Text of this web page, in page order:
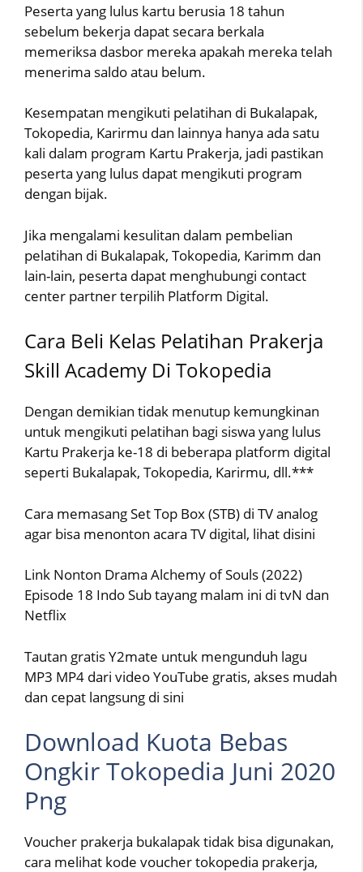
Peserta yang lulus kartu berusia 18 tahun
sebelum bekerja dapat secara berkala
memeriksa dasbor mereka apakah mereka telah
menerima saldo atau belum.
Kesempatan mengikuti pelatihan di Bukalapak,
Tokopedia, Karirmu dan lainnya hanya ada satu
kali dalam program Kartu Prakerja, jadi pastikan
peserta yang lulus dapat mengikuti program
dengan bijak.
Jika mengalami kesulitan dalam pembelian
pelatihan di Bukalapak, Tokopedia, Karimm dan
lain-lain, peserta dapat menghubungi contact
center partner terpilih Platform Digital.
Cara Beli Kelas Pelatihan Prakerja
Skill Academy Di Tokopedia
Dengan demikian tidak menutup kemungkinan
untuk mengikuti pelatihan bagi siswa yang lulus
Kartu Prakerja ke-18 di beberapa platform digital
seperti Bukalapak, Tokopedia, Karirmu, dll.***
Cara memasang Set Top Box (STB) di TV analog
agar bisa menonton acara TV digital, lihat disini
Link Nonton Drama Alchemy of Souls (2022)
Episode 18 Indo Sub tayang malam ini di tvN dan
Netflix
Tautan gratis Y2mate untuk mengunduh lagu
MP3 MP4 dari video YouTube gratis, akses mudah
dan cepat langsung di sini
Download Kuota Bebas
Ongkir Tokopedia Juni 2020
Png
Voucher prakerja bukalapak tidak bisa digunakan,
cara melihat kode voucher tokopedia prakerja,